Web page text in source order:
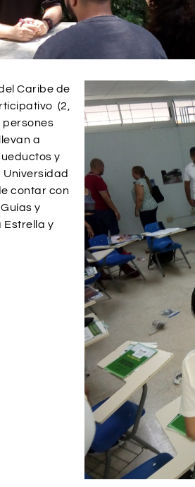
Caribe de
(2,
persones
a
y
Universidad
contar con
y
Estrella y